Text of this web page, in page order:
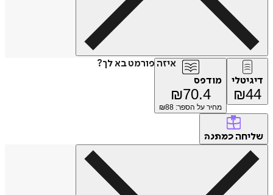
איזה פורמט בא לך?
דיגיטלי
₪44
מודפס
₪70.4
מחיר על הספר: ₪ 88
שליחה כמתנה